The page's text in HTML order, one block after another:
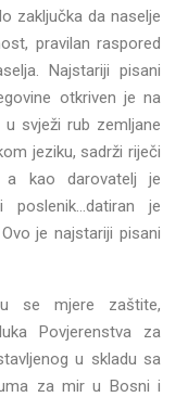
zaključka da naselje
pravilan raspored
Najstariji pisani
otkriven je na
svježi rub zemljane
jeziku, sadrži riječi
a kao darovatelj je
je
je najstariji pisani
se mjere zaštite,
Povjerenstva za
u skladu sa
za mir u Bosni i